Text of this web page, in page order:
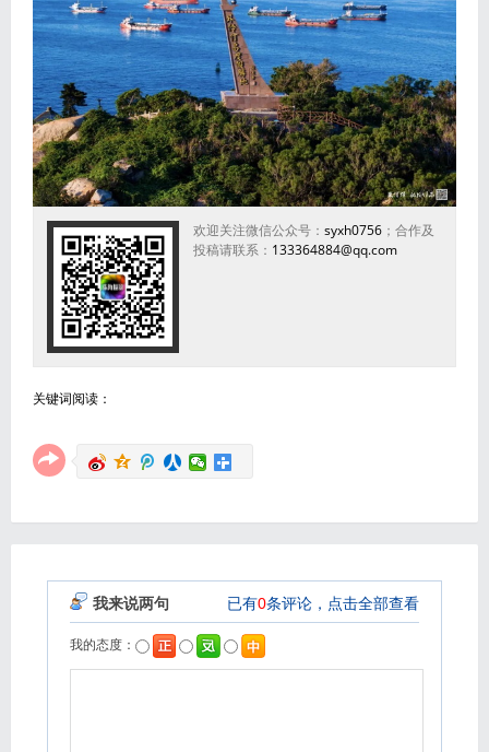
欢迎关注微信公众号： syxh0756；合作及
投稿请联系： 133364884@qq.com
关键词阅读：